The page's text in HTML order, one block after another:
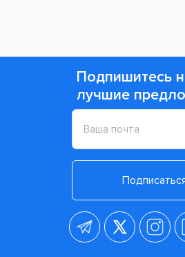
Подпишитесь
лучшие